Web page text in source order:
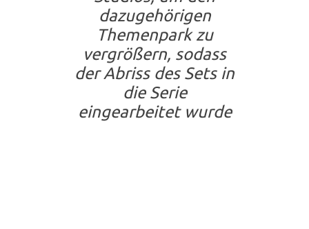
dazugehörigen
Themenpark zu
vergrößern, sodass
der Abriss des Sets in
die Serie
eingearbeitet wurde